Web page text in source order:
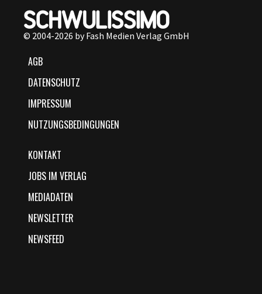
© 2004-2026 by Fash Medien Verlag GmbH
AGB
DATENSCHUTZ
IMPRESSUM
NUTZUNGSBEDINGUNGEN
KONTAKT
JOBS IM VERLAG
MEDIADATEN
NEWSLETTER
NEWSFEED